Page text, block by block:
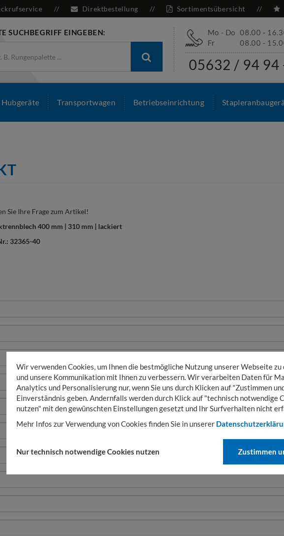
Direktbestellung Sortimentsübersicht
SUCHBEGRIFF EINGEBEN: Mo - Do 08.00 -
Fr
08.00 -
05632 / 94 94
Hubgeräte Transportwagen Betriebseinrichtung
Sie Ihre Frage zum Artikel!
400 mm | 310 mm | lackiert
32365-40
Wir verwenden Cookies, um Ihnen die bestmögliche Nutzung unserer Webseite zu
und unsere Kommunikation mit Ihnen zu verbessern. Wir verarbeiten Daten für
Analytics und Personalisierung nur, wenn Sie uns durch Klicken auf "Zustimmen
Einverständnis geben. Andernfalls werden durch Klick auf "technisch notwendige
nutzen" mit den gewünschten Einstellungen gesetzt und Ihr Surfverhalten nicht
Mehr Infos zur Verwendung von Cookies finden Sie in unserer
Nur technisch notwendige Cookies nutzen Zustimmen